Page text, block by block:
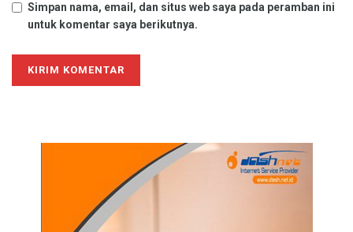
Simpan nama, email, dan situs web saya pada peramban ini
untuk komentar saya berikutnya.